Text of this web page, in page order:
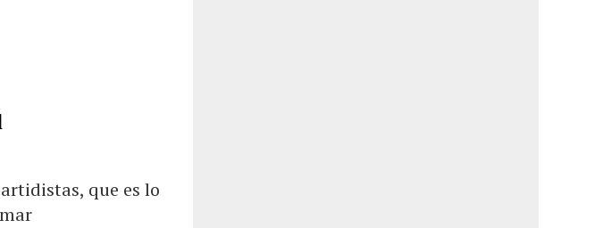
que es lo